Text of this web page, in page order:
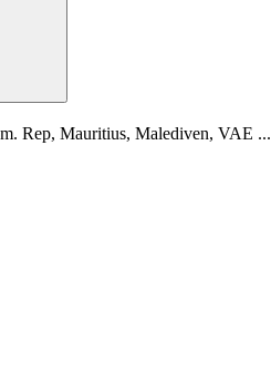
Rep, Mauritius, Malediven, VAE ...